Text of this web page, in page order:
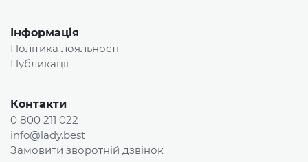
Інформація
Політика лояльності
Публикації
Контакти
0 800 211 022
info@lady.best
Замовити зворотній дзвінок